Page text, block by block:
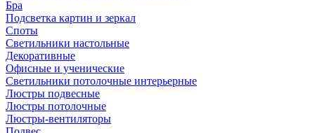
Бра
Подсветка картин и зеркал
Споты
Светильники настольные
Декоративные
Офисные и ученические
Светильники потолочные интерьерные
Люстры подвесные
Люстры потолочные
Люстры-вентиляторы